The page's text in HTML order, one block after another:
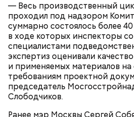
— Весь производственный
проходил под надзором
суммарно состоялось более
в ходе которых инспекторы
специалистами
экспертиз оценивали
и применяемых материалов на
требованиям проектной
председатель
Слободчиков.
Ранее мэр Москвы Сергей
Существуют несколько
стал прототипом жилища
Мансуровском переулке.